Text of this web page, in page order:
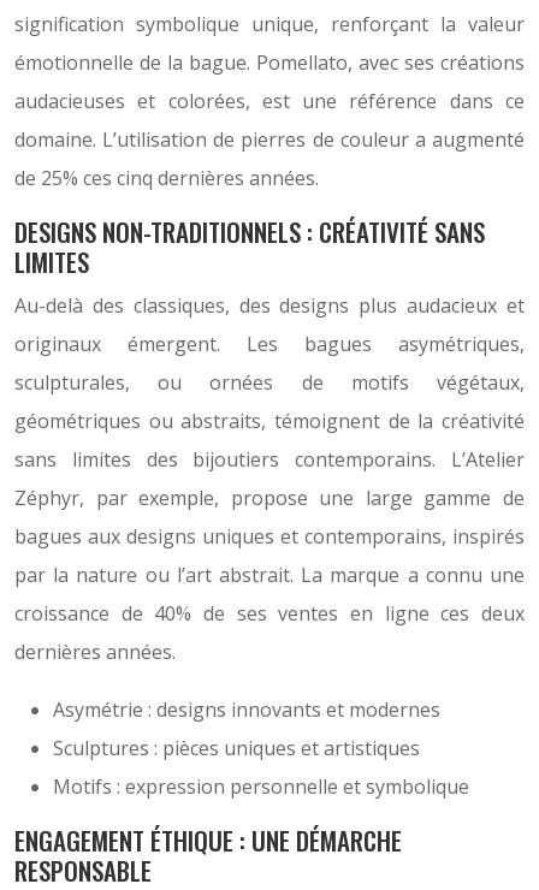
signification symbolique unique, renforçant la valeur
émotionnelle de la bague. Pomellato, avec ses créations
audacieuses et colorées, est une référence dans ce
domaine. L’utilisation de pierres de couleur a augmenté
de 25% ces cinq dernières années.
DESIGNS NON-TRADITIONNELS : CRÉATIVITÉ SANS
LIMITES
Au-delà des classiques, des designs plus audacieux et
originaux émergent. Les bagues asymétriques,
sculpturales, ou ornées de motifs végétaux,
géométriques ou abstraits, témoignent de la créativité
sans limites des bijoutiers contemporains. L’Atelier
Zéphyr, par exemple, propose une large gamme de
bagues aux designs uniques et contemporains, inspirés
par la nature ou l’art abstrait. La marque a connu une
croissance de 40% de ses ventes en ligne ces deux
dernières années.
Asymétrie : designs innovants et modernes
Sculptures : pièces uniques et artistiques
Motifs : expression personnelle et symbolique
ENGAGEMENT ÉTHIQUE : UNE DÉMARCHE
RESPONSABLE